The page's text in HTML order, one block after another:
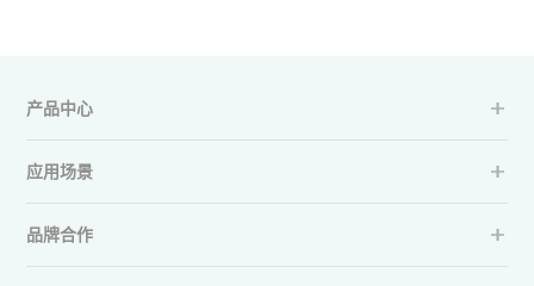
产品中心
应用场景
品牌合作